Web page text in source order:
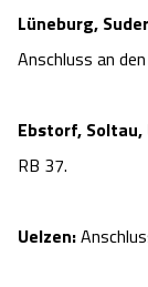
Lüneburg,
Anschluss an
Ebstorf, Soltau,
RB 37.
Uelzen: